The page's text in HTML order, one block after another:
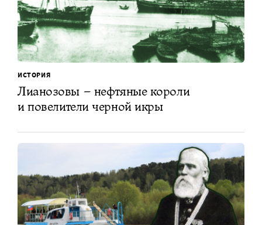
ИСТОРИЯ
Лианозовы – нефтяные короли
и повелители черной икры